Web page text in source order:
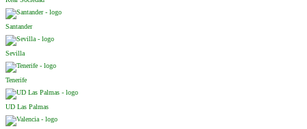
Santander
Sevilla
Tenerife
UD Las Palmas